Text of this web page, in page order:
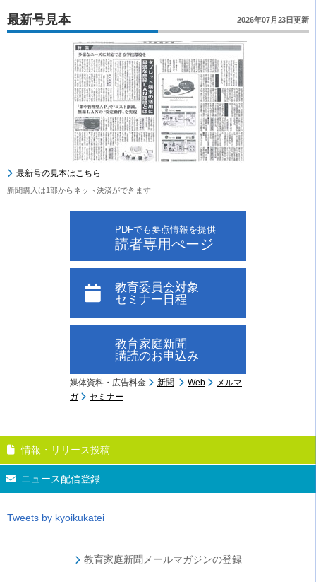
最新号見本 2026年07月23日更新
最新号の見本はこちら
新聞購入は1部からネット決済ができます
PDFでも要点情報を提供
読者専用ぺージ
教育委員会対象
セミナー日程
教育家庭新聞
購読のお申込み
媒体資料・広告料金 新聞 Web
メルマ
ガ
セミナー
情報・リリース投稿
ニュース配信登録
Tweets by kyoikukatei
教育家庭新聞メールマガジンの登録